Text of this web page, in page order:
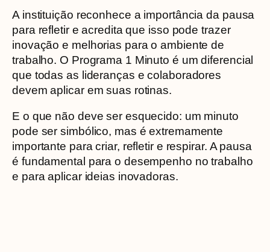
A instituição reconhece a importância da pausa
para refletir e acredita que isso pode trazer
inovação e melhorias para o ambiente de
trabalho. O Programa 1 Minuto é um diferencial
que todas as lideranças e colaboradores
devem aplicar em suas rotinas.
E o que não deve ser esquecido: um minuto
pode ser simbólico, mas é extremamente
importante para criar, refletir e respirar. A pausa
é fundamental para o desempenho no trabalho
e para aplicar ideias inovadoras.